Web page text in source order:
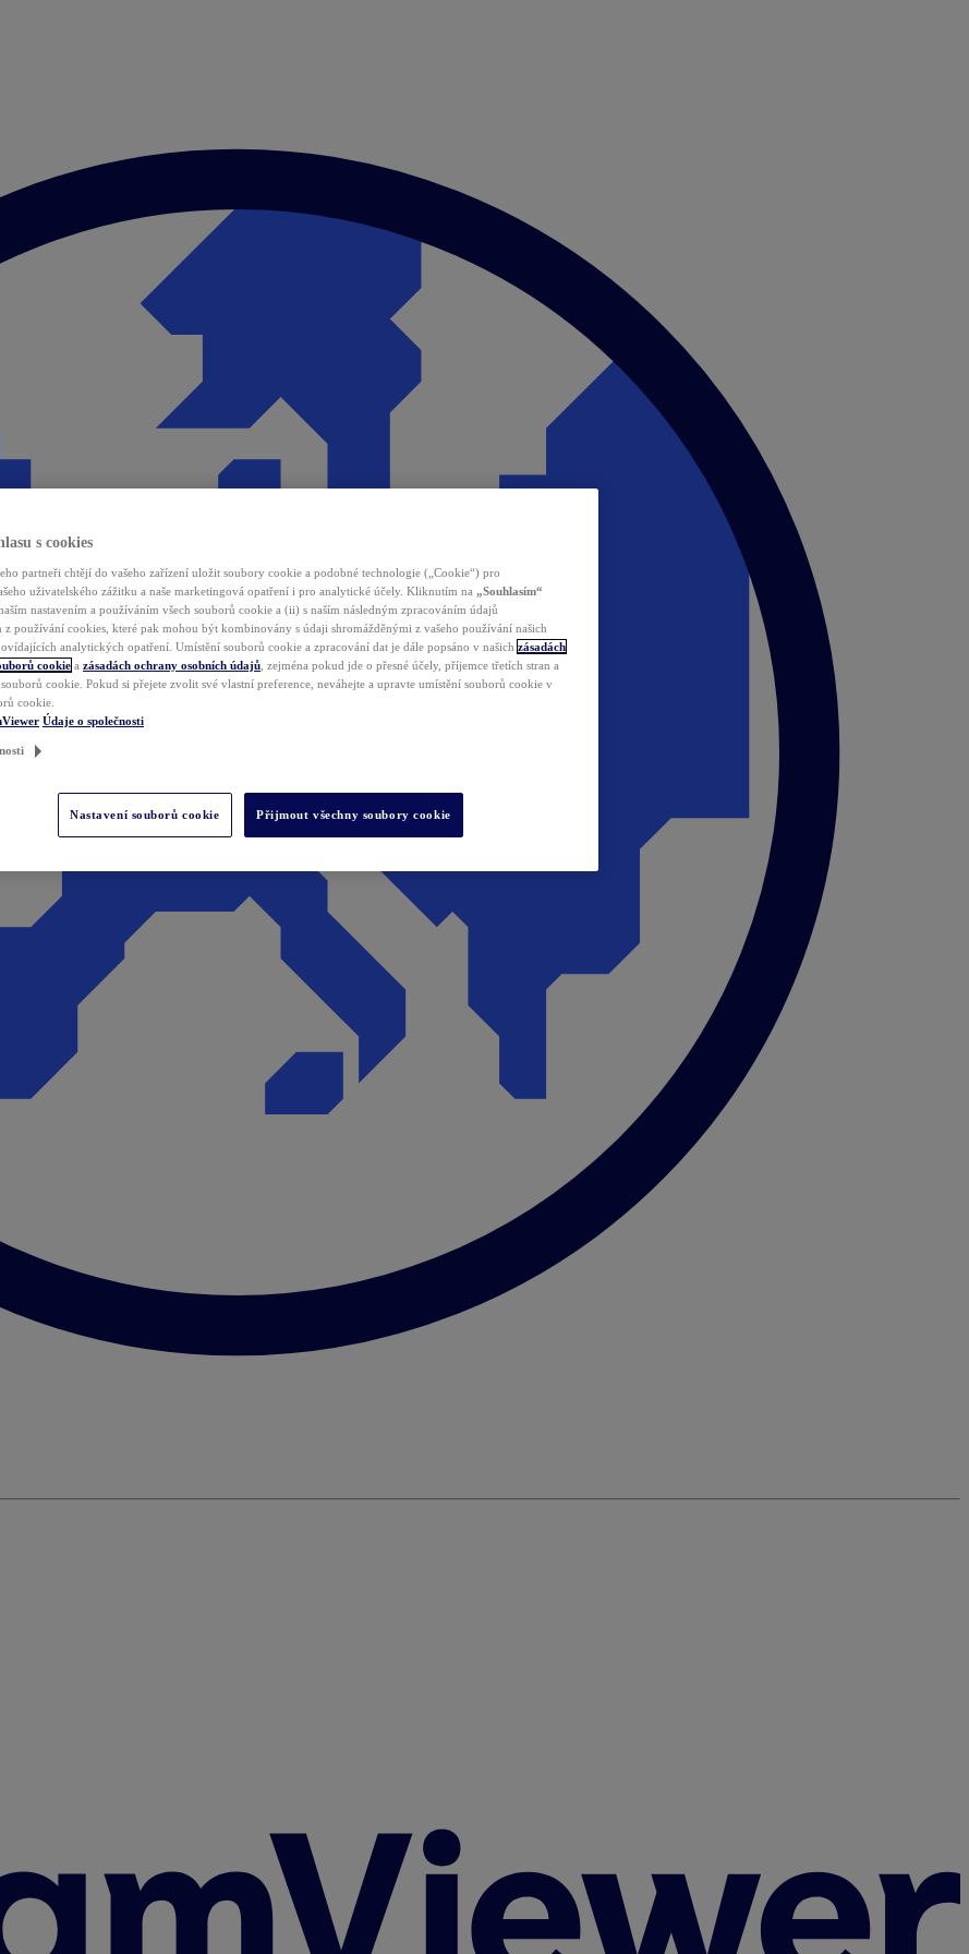
s cookies
partneři chtějí do vašeho zařízení uložit soubory cookie a podobné technologie („Cookie“) pro
uživatelského zážitku a naše marketingová opatření i pro analytické účely. Kliknutím na „Souhlasím“
nastavením a používáním všech souborů cookie a (ii) s naším následným zpracováním údajů
z používání cookies, které pak mohou být kombinovány s údaji shromážděnými z vašeho používání našich
analytických opatření. Umístění souborů cookie a zpracování dat je dále popsáno v našich zásadách
cookie a zásadách ochrany osobních údajů , zejména pokud jde o přesné účely, příjemce třetích stran a
cookie. Pokud si přejete zvolit své vlastní preference, neváhejte a upravte umístění souborů cookie v
cookie.
Údaje o společnosti
Nastavení souborů cookie Přijmout všechny soubory cookie